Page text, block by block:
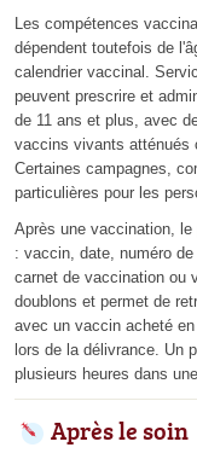
Les compétences
dépendent toutefois de
calendrier vaccinal.
peuvent prescrire et
de 11 ans et plus, avec
vaccins vivants atténués
Certaines campagnes,
particulières pour les
Après une vaccination,
: vaccin, date, numéro
carnet de vaccination ou
doublons et permet de
avec un vaccin acheté
lors de la délivrance. Un
plusieurs heures dans
Après le soin